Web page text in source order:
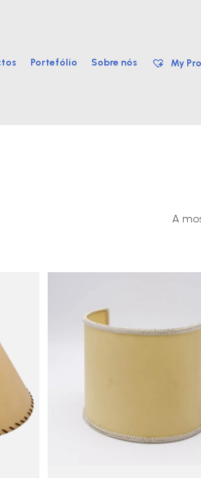
Portefólio Sobre nós My
A